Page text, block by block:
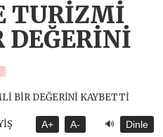
TURİZMİ
DEĞERİNİ
A+ A- 🔊 Dinle